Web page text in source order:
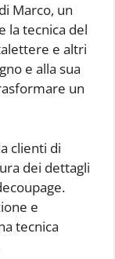
Marco, un
la tecnica del
e altri
e alla sua
un
clienti di
dei dettagli
e
tecnica